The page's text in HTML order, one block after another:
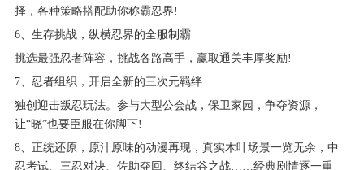
择，各种策略搭配助你称霸忍界!
6、生存挑战，纵横忍界的全服制霸
挑选最强忍者阵容，挑战各路高手，赢取通关丰厚奖励!
7、忍者组织，开启全新的三次元羁绊
独创迎击叛忍玩法。参与大型公会战，保卫家园，争夺资源，
让“晓”也要臣服在你脚下!
8、正统还原，原汁原味的动漫再现，真实木叶场景一览无余，中
忍考试、三忍对决、佐助夺回、终结谷之战……经典剧情逐一重